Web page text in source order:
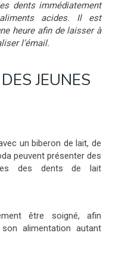
dents immédiatement
acides. Il est
heure afin de laisser à
l’émail.
JEUNES
un biberon de lait, de
peuvent présenter des
des dents de lait
être soigné, afin
alimentation autant